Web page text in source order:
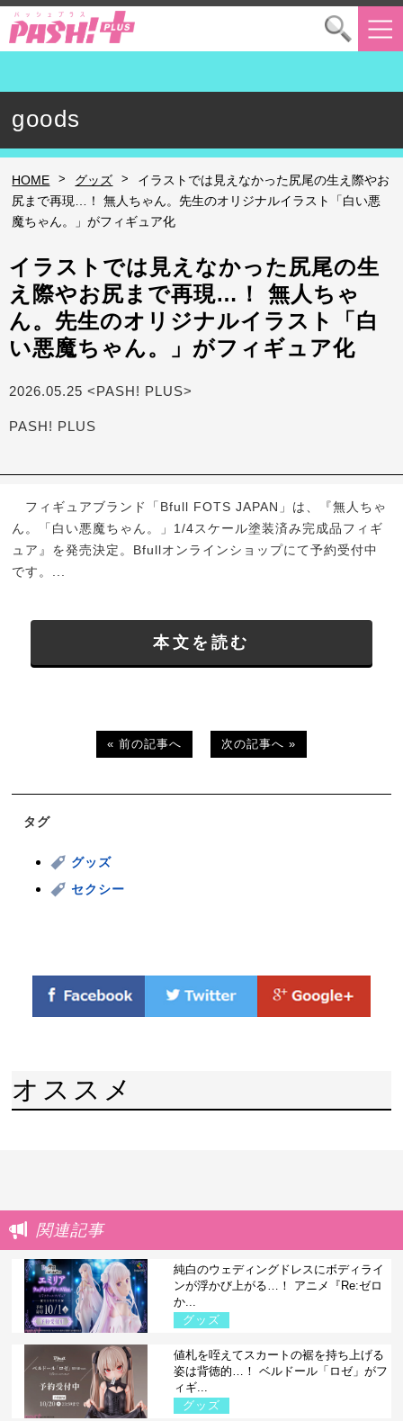
goods
HOME > グッズ >
イラストでは見えなかった尻尾の生え際やお
尻まで再現…！ 無人ちゃん。先生のオリジナルイラスト「白い悪
魔ちゃん。」がフィギュア化
イラストでは見えなかった尻尾の生
え際やお尻まで再現…！ 無人ちゃ
ん。先生のオリジナルイラスト「白
い悪魔ちゃん。」がフィギュア化
2026.05.25 <PASH! PLUS>
PASH! PLUS
フィギュアブランド「Bfull FOTS JAPAN」は、『無人ちゃ
ん。「白い悪魔ちゃん。」1/4スケール塗装済み完成品フィギ
ュア』を発売決定。Bfullオンラインショップにて予約受付中
です。...
本文を読む
« 前の記事へ 次の記事へ »
タグ
グッズ
セクシー
オススメ
関連記事
純白のウェディングドレスにボディライ
ンが浮かび上がる…！ アニメ『Re:ゼロ
か...
グッズ
値札を咥えてスカートの裾を持ち上げる
姿は背徳的…！ ベルドール「ロゼ」がフ
ィギ...
グッズ